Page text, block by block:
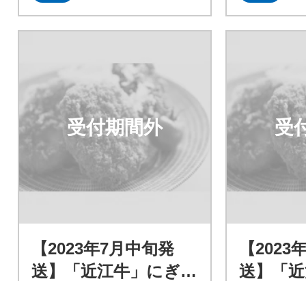
受付期間外
【2023年7月中旬発
送】「近江牛」にぎわ
受
【2023
送】「